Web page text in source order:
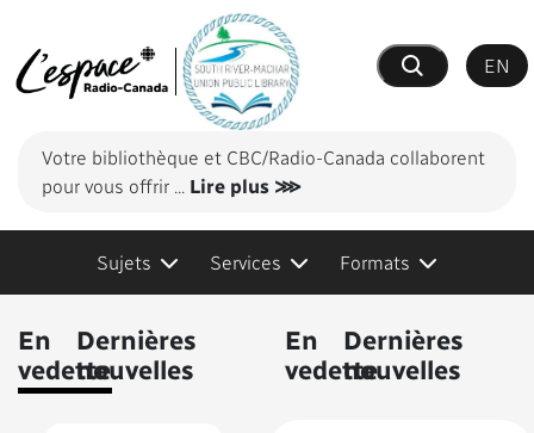
Recherche
EN
Votre bibliothèque et CBC/Radio-Canada collaborent
pour vous offrir ... Lire plus ⋙
Sujets Services Formats
En
vedette
Dernières
nouvelles
En
vedette
Dernières
nouvelles